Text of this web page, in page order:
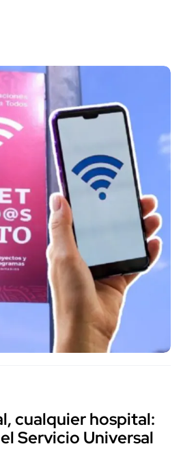
cualquier hospital:
Servicio Universal